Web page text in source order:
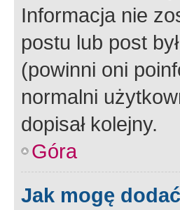
Informacja nie
postu lub post
(powinni oni
normalni
dopisał kolejny.
Góra
Jak mogę